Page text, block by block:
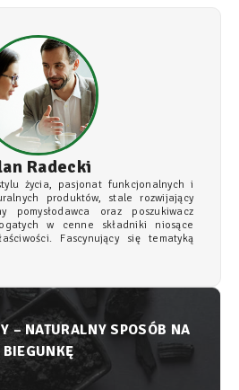
Radecki
życia, pasjonat funkcjonalnych i
produktów, stale rozwijający
pomysłodawca oraz poszukiwacz
w cenne składniki niosące
Fascynujący się tematyką
– NATURALNY SPOSÓB NA
BIEGUNKĘ